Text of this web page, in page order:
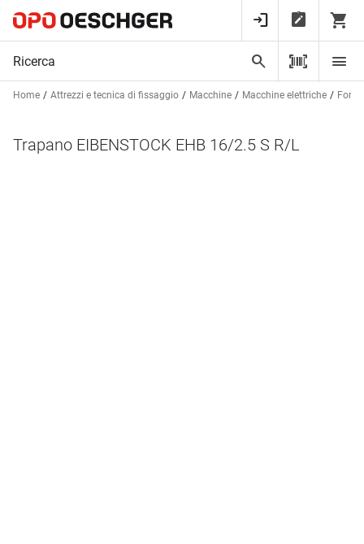
Home Attrezzi e tecnica di fissaggio Macchine Macchine elettriche
Trapano EIBENSTOCK EHB 16/2.5 S R/L